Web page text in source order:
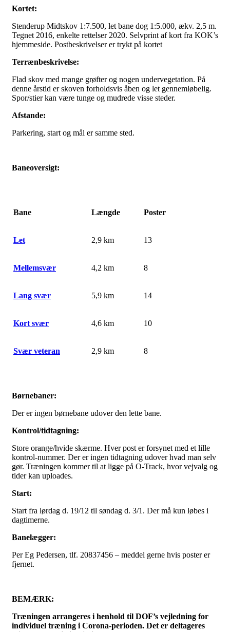
Kortet:
Stenderup Midtskov 1:7.500, let bane dog 1:5.000, ækv. 2,5 m.
Tegnet 2016, enkelte rettelser 2020. Selvprint af kort fra KOK’s
hjemmeside. Postbeskrivelser er trykt på kortet
Terrænbeskrivelse:
Flad skov med mange grøfter og nogen undervegetation. På
denne årstid er skoven forholdsvis åben og let gennemløbelig.
Spor/stier kan være tunge og mudrede visse steder.
Afstande:
Parkering, start og mål er samme sted.
Baneoversigt:
Bane Længde Poster
Let 2,9 km 13
Mellemsvær 4,2 km 8
Lang svær 5,9 km 14
Kort svær 4,6 km 10
Svær veteran 2,9 km 8
Børnebaner:
Der er ingen børnebane udover den lette bane.
Kontrol/tidtagning:
Store orange/hvide skærme. Hver post er forsynet med et lille
kontrol-nummer. Der er ingen tidtagning udover hvad man selv
gør. Træningen kommer til at ligge på O-Track, hvor vejvalg og
tider kan uploades.
Start:
Start fra lørdag d. 19/12 til søndag d. 3/1. Der må kun løbes i
dagtimerne.
Banelægger:
Per Eg Pedersen, tlf. 20837456 – meddel gerne hvis poster er
fjernet.
BEMÆRK:
Træningen arrangeres i henhold til DOF’s vejledning for
individuel træning i Corona-perioden. Det er deltageres